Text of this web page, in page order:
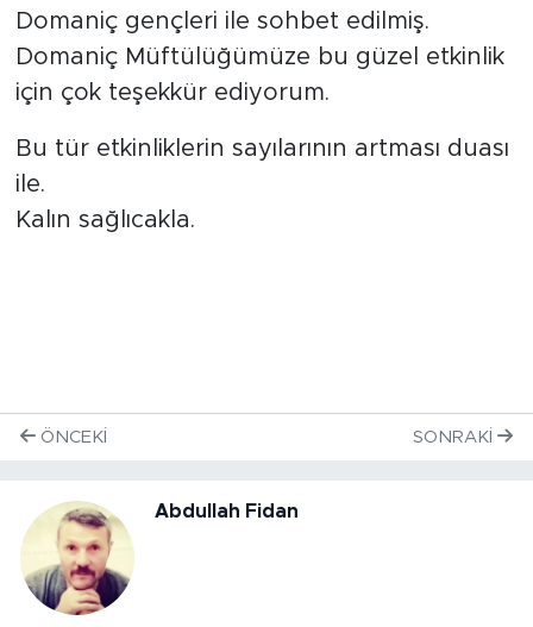
Domaniç gençleri ile sohbet edilmiş.
Domaniç Müftülüğümüze bu güzel etkinlik
için çok teşekkür ediyorum.
Bu tür etkinliklerin sayılarının artması duası
ile.
Kalın sağlıcakla.
ÖNCEKI SONRAKI
Abdullah Fidan